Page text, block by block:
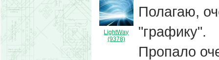
LightWay
(9378)
Полагаю,
"графику".
Пропало